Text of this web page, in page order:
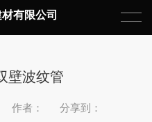
有限公司
壁波纹管
作者：
分享到：